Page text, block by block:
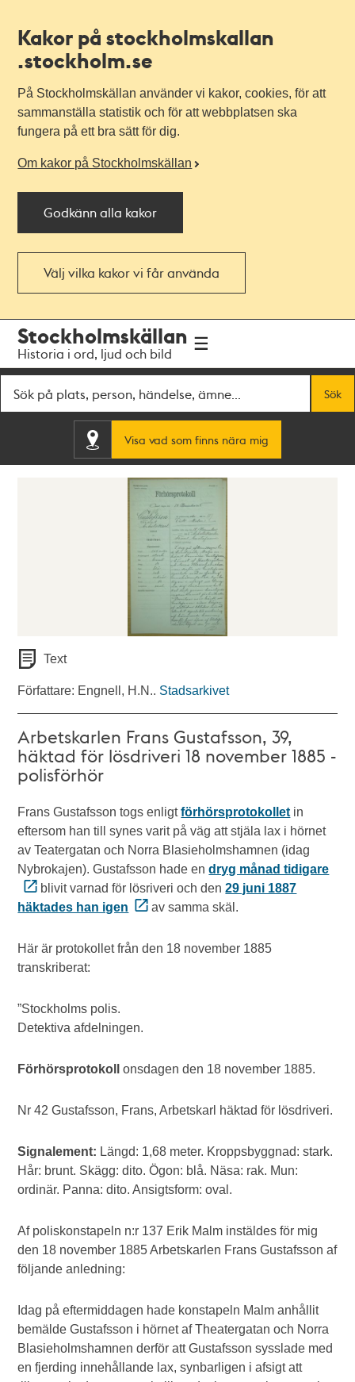
Kakor på stockholmskallan
.stockholm.se
På Stockholmskällan använder vi kakor, cookies, för att
sammanställa statistik och för att webbplatsen ska
fungera på ett bra sätt för dig.
Om kakor på Stockholmskällan
Godkänn alla kakor
Välj vilka kakor vi får använda
navigationen
huvudinnehållet
Stockholmskällan
Historia i ord, ljud och bild
Sök
Visa vad som finns nära mig
Text
Författare: Engnell, H.N.. Stadsarkivet
Arbetskarlen Frans Gustafsson, 39,
häktad för lösdriveri 18 november 1885 -
polisförhör
Frans Gustafsson togs enligtförhörsprotokollet in
eftersom han till synes varit på väg att stjäla lax i hörnet
av Teatergatan och Norra Blasieholmshamnen (idag
Nybrokajen). Gustafsson hade endryg månad tidigare
blivit varnad för lösriveri och den29 juni 1887
häktades han igen
av samma skäl.
Här är protokollet från den 18 november 1885
transkriberat:
”Stockholms polis.
Detektiva afdelningen.
Förhörsprotokoll onsdagen den 18 november 1885.
Nr 42 Gustafsson, Frans, Arbetskarl häktad för lösdriveri.
Signalement: Längd: 1,68 meter. Kroppsbyggnad: stark.
Hår: brunt. Skägg: dito. Ögon: blå. Näsa: rak. Mun:
ordinär. Panna: dito. Ansigtsform: oval.
Af poliskonstapeln n:r 137 Erik Malm instäldes för mig
den 18 november 1885 Arbetskarlen Frans Gustafsson af
följande anledning:
Idag på eftermiddagen hade konstapeln Malm anhållit
bemälde Gustafsson i hörnet af Theatergatan och Norra
Blasieholmshamnen derför att Gustafsson sysslade med
en fjerding innehållande lax, synbarligen i afsigt att